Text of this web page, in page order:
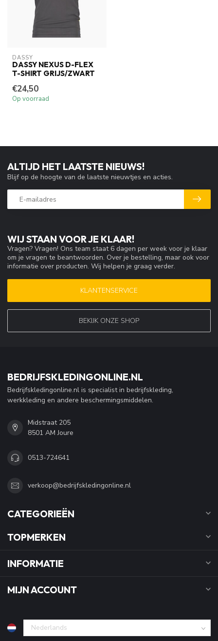
DASSY
DASSY NEXUS D-FLEX
T-SHIRT GRIJS/ZWART
€24,50
Op voorraad
WIJ STAAN VOOR JE KLAAR!
Vragen? Vragen! Ons team staat 6 dagen per week voor je klaar
om je vragen te beantwoorden. Over je bestelling, maar ook voor
informatie over producten. Wij helpen je graag verder.
KLANTENSERVICE
BEKIJK ONZE SHOP
ALTIJD HET LAATSTE NIEUWS!
Blijf op de hoogte van de laatste nieuwtjes en acties.
BEDRIJFSKLEDINGONLINE.NL
Bedrijfskledingonline.nl is specialist in bedrijfskleding,
werkkleding en andere beschermingsmiddelen.
Midstraat 205
8501 AM Joure
0513-724641
verkoop@bedrijfskledingonline.nl
CATEGORIEËN
TOPMERKEN
INFORMATIE
MIJN ACCOUNT